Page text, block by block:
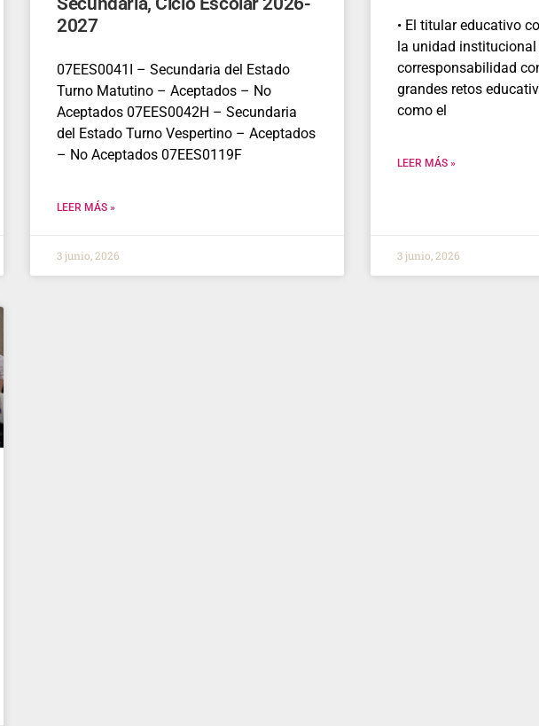
2027
07EES0041I – Secundaria del Estado
Turno Matutino – Aceptados – No
Aceptados 07EES0042H – Secundaria
del Estado Turno Vespertino – Aceptados
– No Aceptados 07EES0119F
LEER MÁS »
3 junio, 2026
• El titular educativo
la unidad institucional
corresponsabilidad
grandes retos
como el
LEER MÁS »
3 junio, 2026